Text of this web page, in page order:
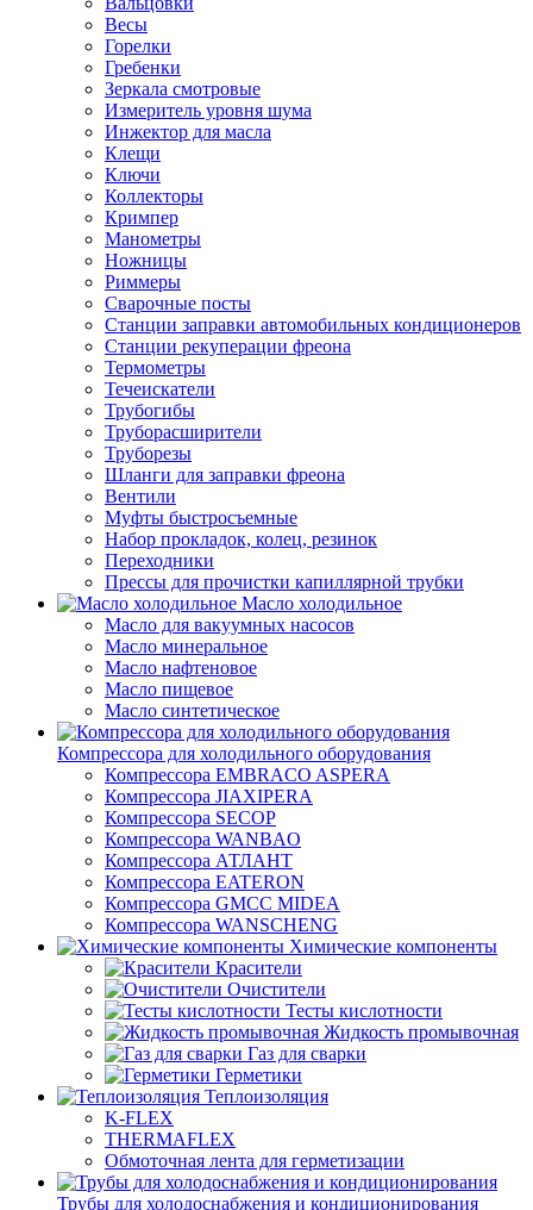
Весы
Горелки
Гребенки
Зеркала смотровые
Измеритель уровня шума
Инжектор для масла
Клещи
Ключи
Коллекторы
Кримпер
Манометры
Ножницы
Риммеры
Сварочные посты
Станции заправки автомобильных кондиционеров
Станции рекуперации фреона
Термометры
Течеискатели
Трубогибы
Труборасширители
Труборезы
Шланги для заправки фреона
Вентили
Муфты быстросъемные
Набор прокладок, колец, резинок
Переходники
Прессы для прочистки капиллярной трубки
Масло холодильное
Масло для вакуумных насосов
Масло минеральное
Масло нафтеновое
Масло пищевое
Масло синтетическое
Компрессора для холодильного оборудования
Компрессора EMBRACO ASPERA
Компрессора JIAXIPERA
Компрессора SECOP
Компрессора WANBAO
Компрессора АТЛАНТ
Компрессора EATERON
Компрессора GMCC MIDEA
Компрессора WANSCHENG
Химические компоненты
Красители
Очистители
Тесты кислотности
Жидкость промывочная
Газ для сварки
Герметики
Теплоизоляция
K-FLEX
THERMAFLEX
Обмоточная лента для герметизации
Трубы для холодоснабжения и кондиционирования